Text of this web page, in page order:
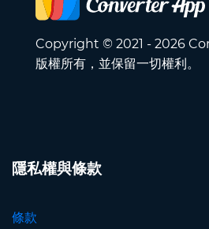
Copyright © 2021 - 2026
版權所有，並保留一切權利。
隱私權與條款
條款